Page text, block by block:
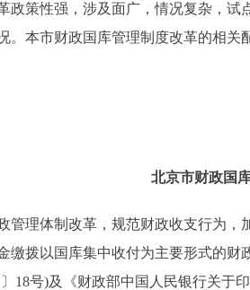
策性强，涉及面广，情况复杂，试
。本市财政国库管理制度改革的相关
北京市财政国
理体制改革，规范财政收支行为，
缴拨以国库集中收付为主要形式的
18号)及《财政部中国人民银行关于